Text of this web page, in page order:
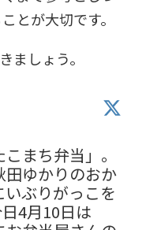
とが大切です。
ましょう。
まち弁当」。
田ゆかりのおか
ぶりがっこを
4月10日は